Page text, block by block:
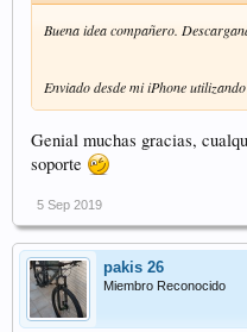
Buena idea compañero.
Enviado desde mi iPhone
Genial muchas gracias,
soporte
5 Sep 2019
pakis 26
Miembro Reconocido